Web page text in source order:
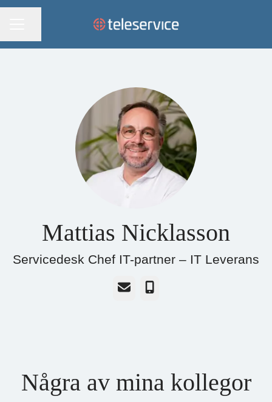
Mattias Nicklasson
Servicedesk Chef IT-partner – IT Leverans
E-post
Några av mina kollegor